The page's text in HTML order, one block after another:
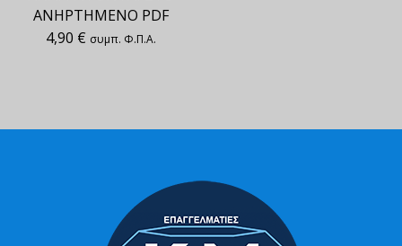
ΑΝΗΡΤΗΜΕΝΟ PDF
4,90 € συμπ. Φ.Π.Α.